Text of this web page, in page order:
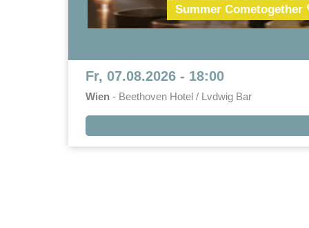
Summer
Fr, 07.08.2026 - 18:00
Wien- Beethoven Hotel / Lvdwig Bar